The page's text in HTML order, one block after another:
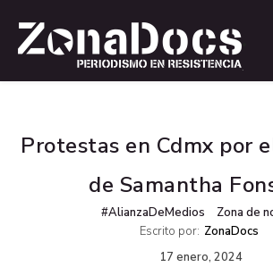
Protestas en Cdmx por
de Samantha
#AlianzaDeMedios
Zona de
Escrito por: ZonaDocs
17 enero, 2024